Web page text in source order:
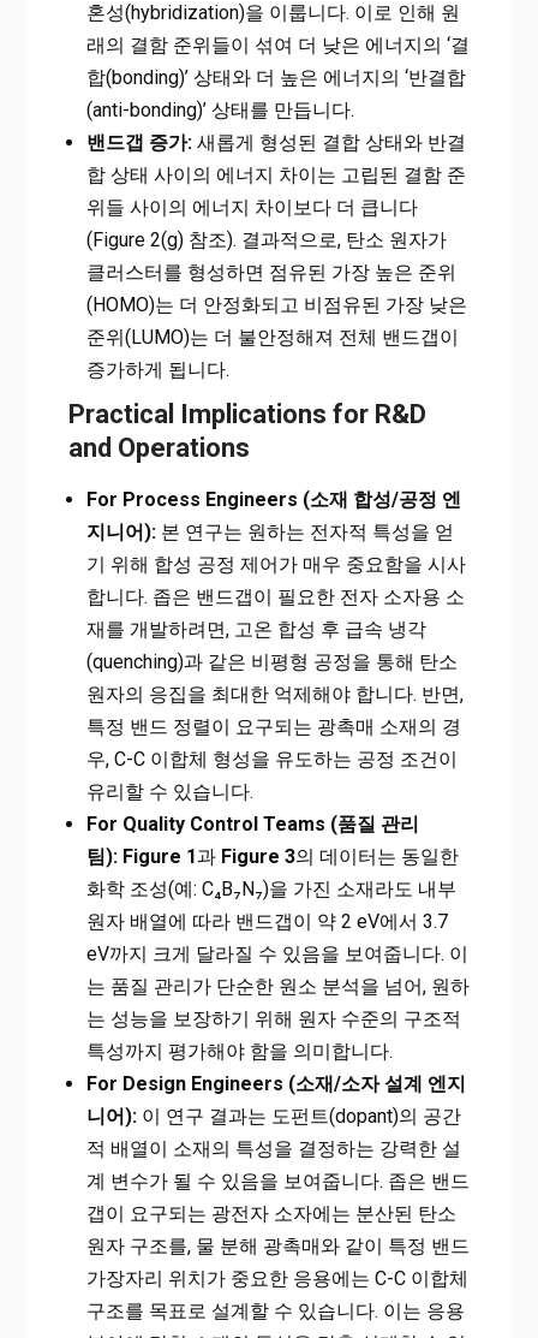
혼성(hybridization)을 이룹니다. 이로 인해 원
래의 결함 준위들이 섞여 더 낮은 에너지의 ‘결
합(bonding)’ 상태와 더 높은 에너지의 ‘반결합
(anti-bonding)’ 상태를 만듭니다.
밴드갭 증가:새롭게 형성된 결합 상태와 반결
합 상태 사이의 에너지 차이는 고립된 결함 준
위들 사이의 에너지 차이보다 더 큽니다
(Figure 2(g) 참조). 결과적으로, 탄소 원자가
클러스터를 형성하면 점유된 가장 높은 준위
(HOMO)는 더 안정화되고 비점유된 가장 낮은
준위(LUMO)는 더 불안정해져 전체 밴드갭이
증가하게 됩니다.
Practical Implications for R&D
and Operations
For Process Engineers (소재 합성/공정 엔
지니어):본 연구는 원하는 전자적 특성을 얻
기 위해 합성 공정 제어가 매우 중요함을 시사
합니다. 좁은 밴드갭이 필요한 전자 소자용 소
재를 개발하려면, 고온 합성 후 급속 냉각
(quenching)과 같은 비평형 공정을 통해 탄소
원자의 응집을 최대한 억제해야 합니다. 반면,
특정 밴드 정렬이 요구되는 광촉매 소재의 경
우, C-C 이합체 형성을 유도하는 공정 조건이
유리할 수 있습니다.
For Quality Control Teams (품질 관리
팀): Figure 1과 Figure 3의 데이터는 동일한
화학 조성(예: C₄B₇N₇)을 가진 소재라도 내부
원자 배열에 따라 밴드갭이 약 2 eV에서 3.7
eV까지 크게 달라질 수 있음을 보여줍니다. 이
는 품질 관리가 단순한 원소 분석을 넘어, 원하
는 성능을 보장하기 위해 원자 수준의 구조적
특성까지 평가해야 함을 의미합니다.
For Design Engineers (소재/소자 설계 엔지
니어):이 연구 결과는 도펀트(dopant)의 공간
적 배열이 소재의 특성을 결정하는 강력한 설
계 변수가 될 수 있음을 보여줍니다. 좁은 밴드
갭이 요구되는 광전자 소자에는 분산된 탄소
원자 구조를, 물 분해 광촉매와 같이 특정 밴드
가장자리 위치가 중요한 응용에는 C-C 이합체
구조를 목표로 설계할 수 있습니다. 이는 응용